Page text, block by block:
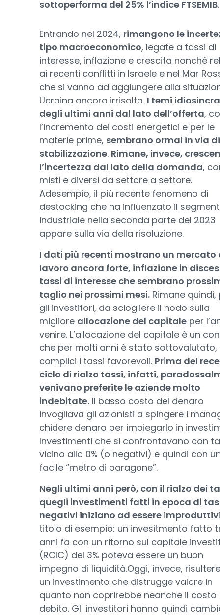
sottoperforma del 25% l’indice FTSEMIB.
Entrando nel 2024, rimangono le
tipo macroeconomico, legate a tassi di
interesse, inflazione e crescita nonché
ai recenti conflitti in Israele e nel Mar
che si vanno ad aggiungere alla
Ucraina ancora irrisolta. I temi
degli ultimi anni dal lato dell’offerta,
l’incremento dei costi energetici e per le
materie prime, sembrano ormai in via di
stabilizzazione. Rimane, invece,
l’incertezza dal lato della domanda,
misti e diversi da settore a settore.
Adesempio, il più recente fenomeno di
destocking che ha influenzato il
industriale nella seconda parte del 2023
appare sulla via della risoluzione.
I dati più recenti mostrano un mercato
lavoro ancora forte, inflazione in
tassi di interesse che sembrano
taglio nei prossimi mesi. Rimane quindi,
gli investitori, da sciogliere il nodo sulla
migliore allocazione del capitale per
venire. L’allocazione del capitale è un
che per molti anni è stato sottovalutato,
complici i tassi favorevoli. Prima del
ciclo di rialzo tassi, infatti,
venivano preferite le aziende molto
indebitate. Il basso costo del denaro
invogliava gli azionisti a spingere i
chidere denaro per impiegarlo in
Investimenti che si confrontavano con
vicino allo 0% (o negativi) e quindi con
facile “metro di paragone”.
Negli ultimi anni però, con il rialzo dei
quegli investimenti fatti in epoca di
negativi iniziano ad essere
titolo di esempio: un invesitmento fatto
anni fa con un ritorno sul capitale
(ROIC) del 3% poteva essere un buon
impegno di liquidità.Oggi, invece,
un investimento che distrugge valore in
quanto non coprirebbe neanche il costo
debito. Gli investitori hanno quindi